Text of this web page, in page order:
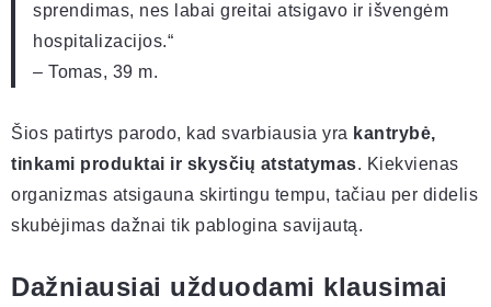
sprendimas, nes labai greitai atsigavo ir išvengėm
hospitalizacijos.“
– Tomas, 39 m.
Šios patirtys parodo, kad svarbiausia yra kantrybė,
tinkami produktai ir skysčių atstatymas. Kiekvienas
organizmas atsigauna skirtingu tempu, tačiau per didelis
skubėjimas dažnai tik pablogina savijautą.
Dažniausiai užduodami klausimai